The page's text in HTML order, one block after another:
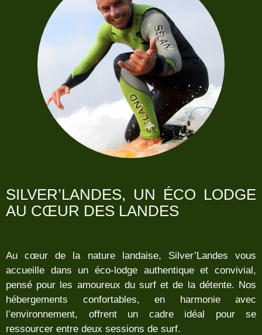
SILVER’LANDES, UN ÉCO LODGE
AU CŒUR DES LANDES
Au cœur de la nature landaise, Silver’Landes vous
accueille dans un éco-lodge authentique et convivial,
pensé pour les amoureux du surf et de la détente. Nos
hébergements confortables, en harmonie avec
l’environnement, offrent un cadre idéal pour se
ressourcer entre deux sessions de surf.